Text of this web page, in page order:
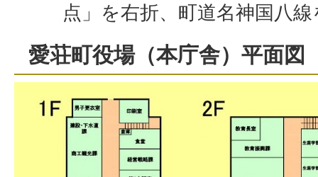
点」を右折、町道名神国八
愛荘町役場（本庁舎）平面図